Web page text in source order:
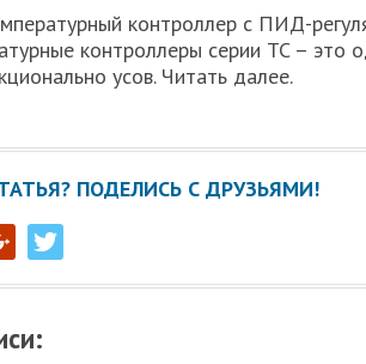
контроллер с ПИД-
контроллеры серии TC – это
усов. Читать далее.
ПОДЕЛИСЬ С ДРУЗЬЯМИ!